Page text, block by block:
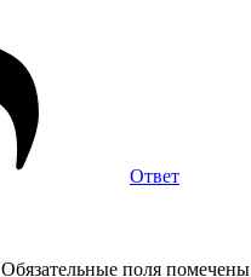
Ответ
Обязательные поля помечены